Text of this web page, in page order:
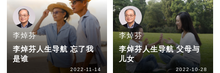
李焯芬
李焯芬人生导航 忘了我
是谁
2022-11-14
李焯芬
李焯芬人生导航 父母与
儿女
2022-10-28